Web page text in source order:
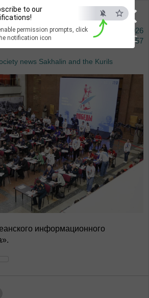
×
ESC
to our
permission prompts, click
notification icon
Pacific Information Agency
9 오거스타 2026
00:57
news Sakhalin and the Kurils
информационного